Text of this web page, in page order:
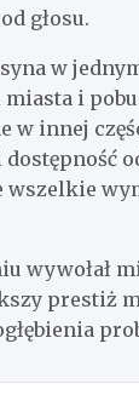
głosu.
w
i
w innej
wszelkie
wywołał
prestiż